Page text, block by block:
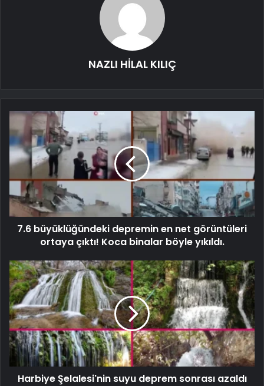
NAZLI HİLAL KILIÇ
7.6 büyüklüğündeki depremin en net görüntüleri
ortaya çıktı! Koca binalar böyle yıkıldı.
Harbiye Şelalesi'nin suyu deprem sonrası azaldı